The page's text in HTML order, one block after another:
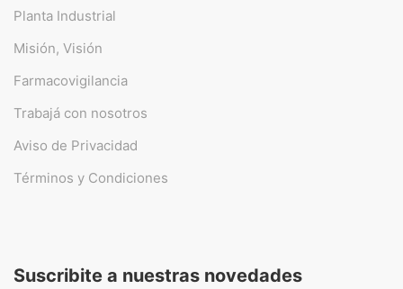
Planta Industrial
Misión, Visión
Farmacovigilancia
Trabajá con nosotros
Aviso de Privacidad
Términos y Condiciones
Suscribite a nuestras novedades